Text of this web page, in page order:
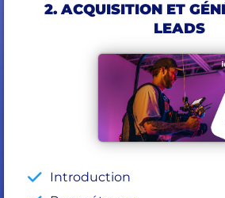
2. ACQUISITION ET
LEADS
Introduction